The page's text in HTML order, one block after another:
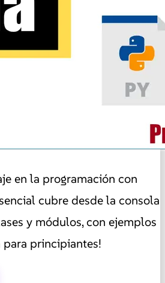
en la programación con
cubre desde la consola
y módulos, con ejemplos
para principiantes!